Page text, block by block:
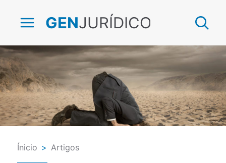
GENJURÍDICO
Ínicio > Artigos